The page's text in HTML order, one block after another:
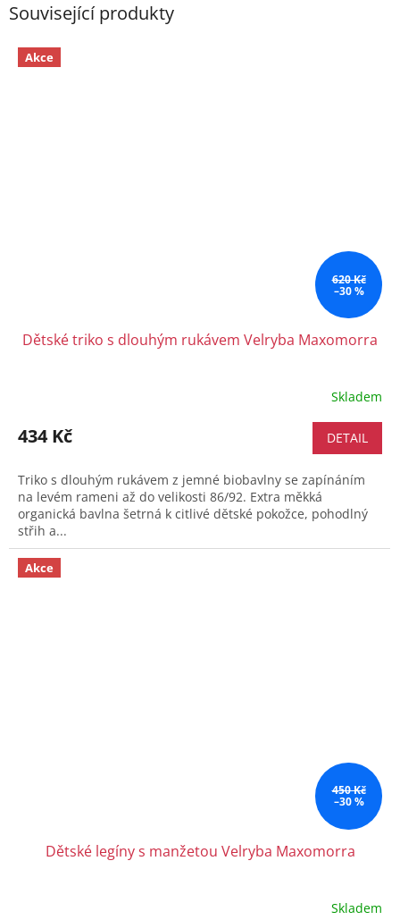
Související produkty
Akce
620 Kč
–30 %
Dětské triko s dlouhým rukávem Velryba Maxomorra
Skladem
434 Kč DETAIL
Triko s dlouhým rukávem z jemné biobavlny se zapínáním
na levém rameni až do velikosti 86/92. Extra měkká
organická bavlna šetrná k citlivé dětské pokožce, pohodlný
střih a...
Akce
450 Kč
–30 %
Dětské legíny s manžetou Velryba Maxomorra
Skladem